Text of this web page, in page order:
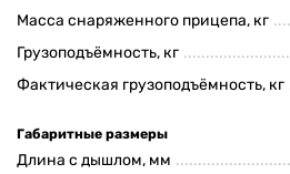
Масса снаряженного прицепа, кг
Грузоподъёмность, кг
Фактическая грузоподъёмность, кг
Габаритные размеры
Длина с дышлом, мм